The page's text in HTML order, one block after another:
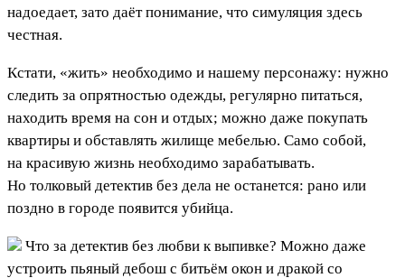
надоедает, зато даёт понимание, что симуляция здесь
честная.
Кстати, «жить» необходимо и нашему персонажу: нужно
следить за опрятностью одежды, регулярно питаться,
находить время на сон и отдых; можно даже покупать
квартиры и обставлять жилище мебелью. Само собой,
на красивую жизнь необходимо зарабатывать.
Но толковый детектив без дела не останется: рано или
поздно в городе появится убийца.
Что за детектив без любви к выпивке? Можно даже
устроить пьяный дебош с битьём окон и дракой со